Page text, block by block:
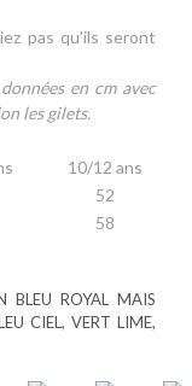
pas qu'ils seront
en cm avec
les gilets.
10/12 ans
52
58
BLEU ROYAL MAIS
CIEL, VERT LIME,